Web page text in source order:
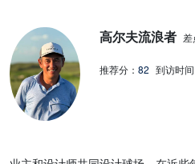
高尔夫流浪者 差
推荐分： 82 到访时间